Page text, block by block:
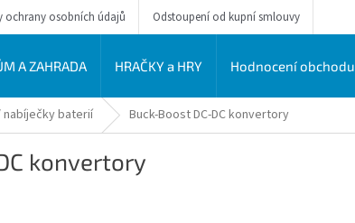
ochrany osobních údajů Odstoupení od kupní smlouvy
A ZAHRADA HRAČKY a HRY Hodnocení obchodu
nabíječky baterií Buck-Boost DC-DC konvertory
konvertory